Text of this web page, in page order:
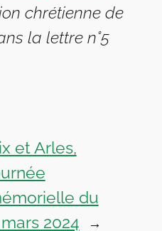
chrétienne de
la lettre n°5
et Arles,
du
2024
→